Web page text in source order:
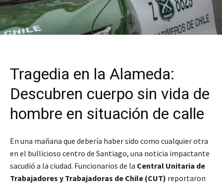
Tragedia en la Alameda:
Descubren cuerpo sin vida de
hombre en situación de calle
En una mañana que debería haber sido como cualquier otra
en el bullicioso centro de Santiago, una noticia impactante
sacudió a la ciudad. Funcionarios de la Central Unitaria de
Trabajadores y Trabajadoras de Chile (CUT) reportaron